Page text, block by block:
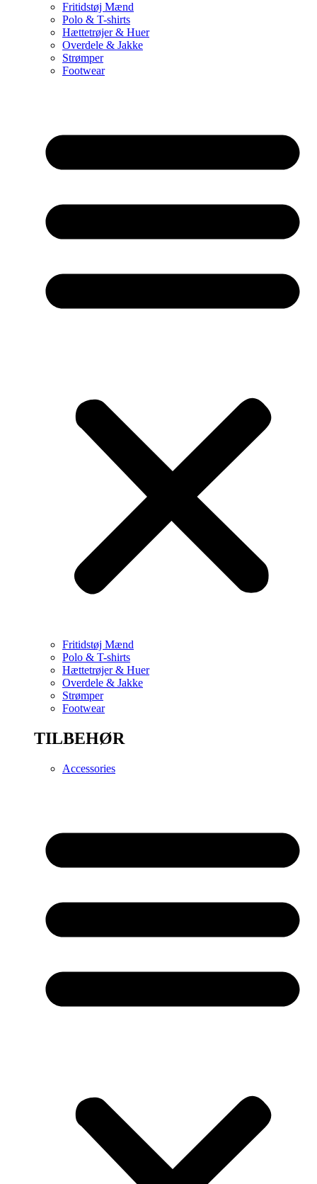
Fritidstøj Mænd
Polo & T-shirts
Hættetrøjer & Huer
Overdele & Jakke
Strømper
Footwear
Fritidstøj Mænd
Polo & T-shirts
Hættetrøjer & Huer
Overdele & Jakke
Strømper
Footwear
TILBEHØR
Accessories